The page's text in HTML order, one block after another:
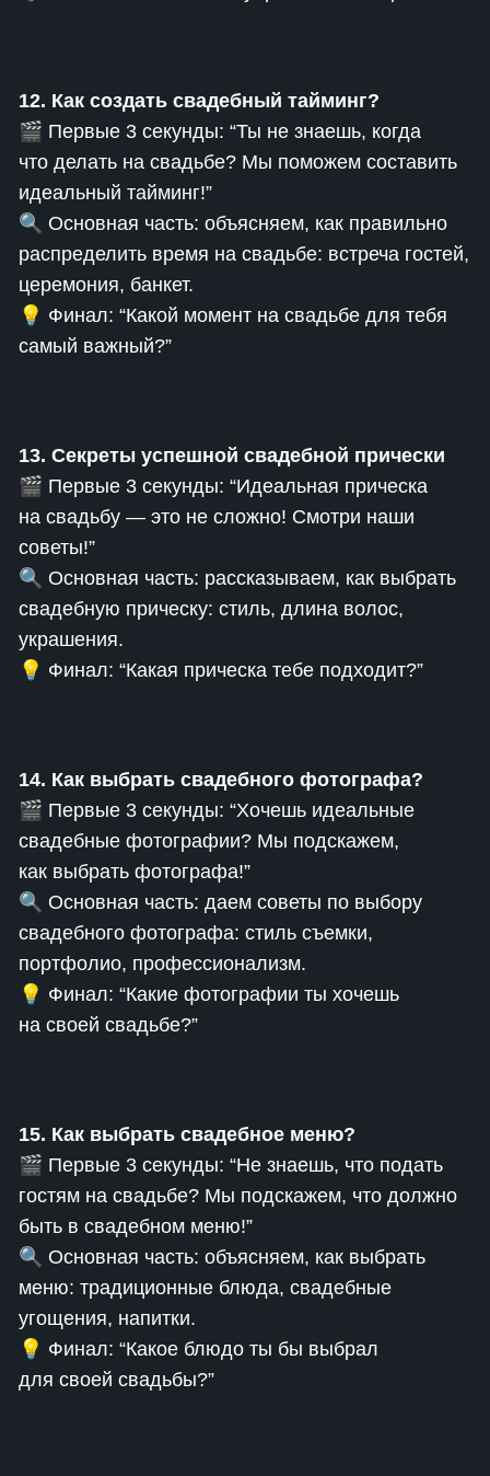
12. Как создать свадебный тайминг?
🎬 Первые 3 секунды: “Ты не знаешь, когда
что делать на свадьбе? Мы поможем составить
идеальный тайминг!”
🔍 Основная часть: объясняем, как правильно
распределить время на свадьбе: встреча гостей,
церемония, банкет.
💡 Финал: “Какой момент на свадьбе для тебя
самый важный?”
13. Секреты успешной свадебной прически
🎬 Первые 3 секунды: “Идеальная прическа
на свадьбу — это не сложно! Смотри наши
советы!”
🔍 Основная часть: рассказываем, как выбрать
свадебную прическу: стиль, длина волос,
украшения.
💡 Финал: “Какая прическа тебе подходит?”
14. Как выбрать свадебного фотографа?
🎬 Первые 3 секунды: “Хочешь идеальные
свадебные фотографии? Мы подскажем,
как выбрать фотографа!”
🔍 Основная часть: даем советы по выбору
свадебного фотографа: стиль съемки,
портфолио, профессионализм.
💡 Финал: “Какие фотографии ты хочешь
на своей свадьбе?”
15. Как выбрать свадебное меню?
🎬 Первые 3 секунды: “Не знаешь, что подать
гостям на свадьбе? Мы подскажем, что должно
быть в свадебном меню!”
🔍 Основная часть: объясняем, как выбрать
меню: традиционные блюда, свадебные
угощения, напитки.
💡 Финал: “Какое блюдо ты бы выбрал
для своей свадьбы?”